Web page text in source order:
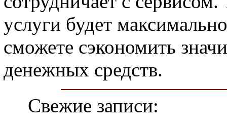
услуги будет
сможете сэкономить
денежных средств.
Свежие записи: